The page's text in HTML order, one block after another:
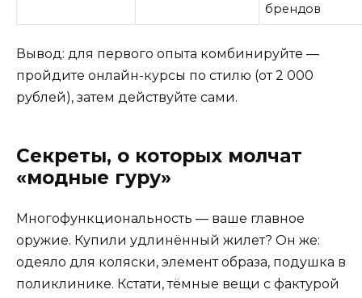
брендов
Вывод: для первого опыта комбинируйте —
пройдите онлайн-курсы по стилю (от 2 000
рублей), затем действуйте сами.
Секреты, о которых молчат
«модные гуру»
Многофункциональность — ваше главное
оружие. Купили удлинённый жилет? Он же:
одеяло для коляски, элемент образа, подушка в
поликлинике. Кстати, тёмные вещи с фактурой